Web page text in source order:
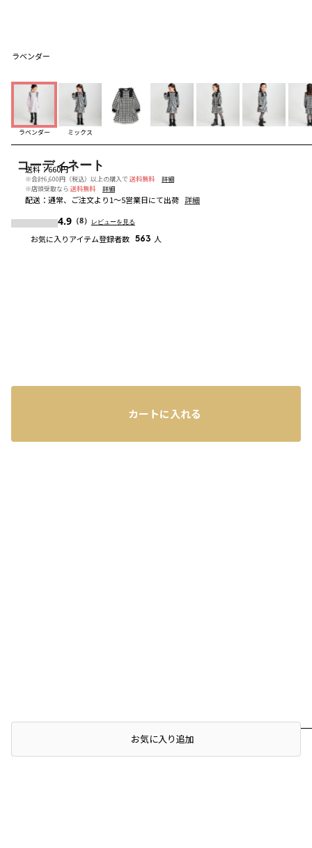
ラベンダー
ラベンダー ミックス
コーディネート
送料：660円
※合計6,600円（税込）以上の購入で 送料無料
詳細
※店頭受取なら 送料無料 詳細
配送 ： 通常、ご注文より1～5営業日にて出荷 詳細
4.9 （8） レビューを見る
お気に入りアイテム登録者数 563 人
カートに入れる
店頭在庫を確認するお気に入り追加